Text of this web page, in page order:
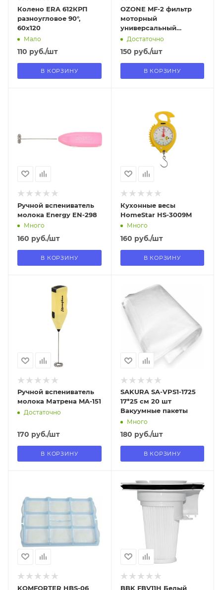
Колено ERA 612КРП
разноугловое 90°,
60х120
Мало
110 руб./шт
В КОРЗИНУ
OZONE MF-2 фильтр
моторный
универсальный
320х200мм
Достаточно
150 руб./шт
В КОРЗИНУ
самовывоза
Нет
Ручной вспениватель
молока Energy EN-298
Много
160 руб./шт
В КОРЗИНУ
13.08.2026
В наличии в пункте
самовывоза
Кухонные весы
HomeStar HS-3009M
Много
160 руб./шт
В КОРЗИНУ
В наличии в пункте
самовывоза
Ручной вспениватель
молока Матрена MA-151
Достаточно
170 руб./шт
В КОРЗИНУ
Отправим
18.08.2026
В наличии в пункте
самовывоза
Нет
SAKURA SA-VPS1-1725
17*25 см 20 шт
Вакуумные пакеты
Много
180 руб./шт
В КОРЗИНУ
В наличии в пункте
самовывоза
Нет
KOMFORTER HBS-06
Отправим
13.08.2026
В наличии в пункте
самовывоза
BBK FBV11H Белый